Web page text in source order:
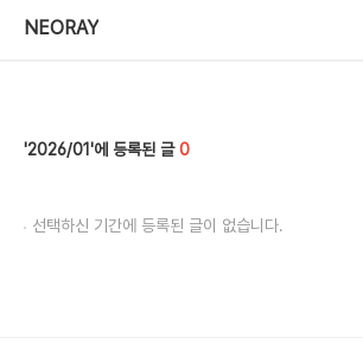
NEORAY
2026/01 0
선택하신 기간에 등록된 글이 없습니다.